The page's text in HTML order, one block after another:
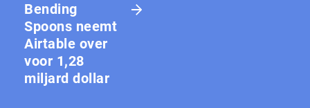
Bending
Spoons neemt
Airtable over
voor 1,28
miljard dollar